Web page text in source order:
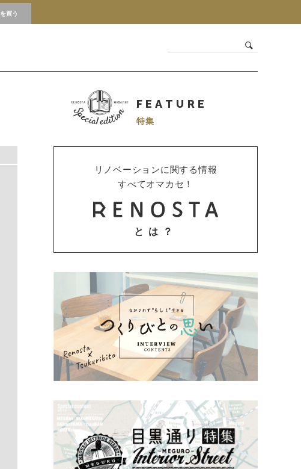
を買う
FEATURE
特集
リノベーションに関する情報
すべてオマカセ！
とは？